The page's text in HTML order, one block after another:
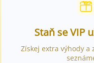
Staň se VIP
Získej extra výhody a